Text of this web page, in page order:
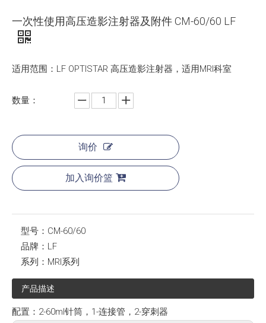
一次性使用高压造影注射器及附件 CM-60/60 LF
适用范围：LF OPTISTAR 高压造影注射器，适用MRI科室
数量：
询价
加入询价篮
型号： CM-60/60
品牌： LF
系列： MRI系列
产品描述
配置：2-60ml针筒，1-连接管，2-穿刺器